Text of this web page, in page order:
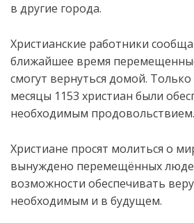
в другие города.
Христианские работники
ближайшее время
смогут вернуться домой. Только
месяцы 1153 христиан были
необходимым продовольствием.
Христиане просят молиться о
вынуждено перемещённых
возможности обеспечивать
необходимым и в будущем.